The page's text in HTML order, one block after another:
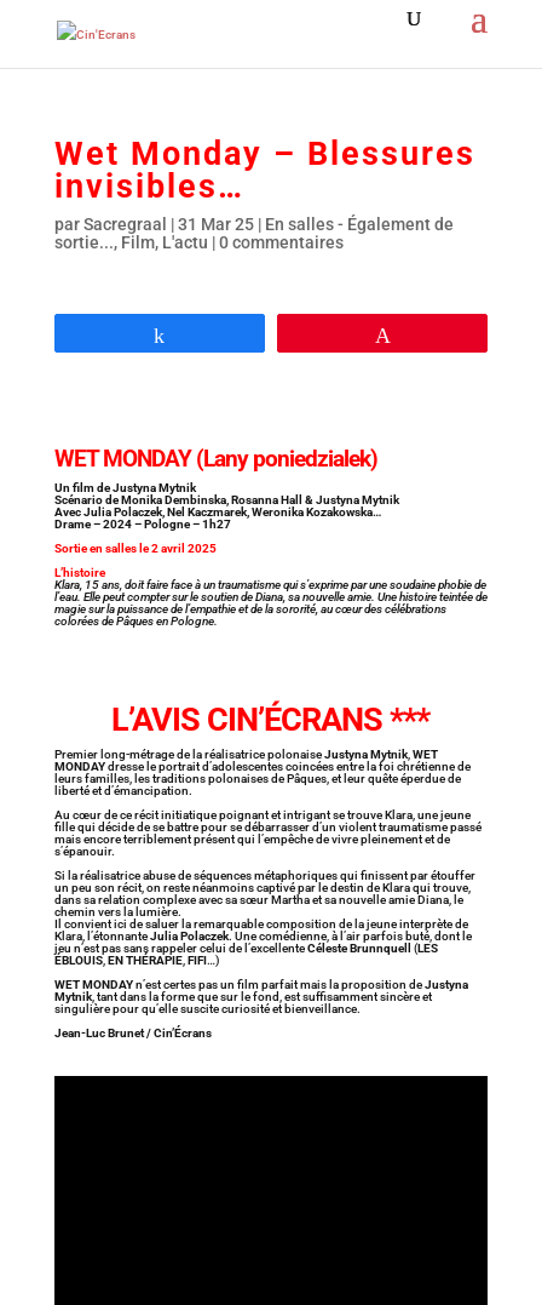
Wet Monday – Blessures
invisibles…
parSacregraal |31 Mar 25| En salles - Également de
sortie..., Film, L'actu |0 commentaires
WET MONDAY (Lany poniedzialek)
Un film de Justyna Mytnik
Scénario de Monika Dembinska, Rosanna Hall & Justyna Mytnik
Avec Julia Polaczek, Nel Kaczmarek, Weronika Kozakowska…
Drame – 2024 – Pologne – 1h27
Sortie en salles le 2 avril 2025
L’histoire
Klara, 15 ans, doit faire face à un traumatisme qui s’exprime par une soudaine phobie de
l’eau. Elle peut compter sur le soutien de Diana, sa nouvelle amie. Une histoire teintée de
magie sur la puissance de l’empathie et de la sororité, au cœur des célébrations
colorées de Pâques en Pologne.
L’AVIS CIN’ÉCRANS ***
Premier long-métrage de la réalisatrice polonaiseJustyna Mytnik, WET
MONDAYdresse le portrait d’adolescentes coincées entre la foi chrétienne de
leurs familles, les traditions polonaises de Pâques, et leur quête éperdue de
liberté et d’émancipation.
Au cœur de ce récit initiatique poignant et intrigant se trouve Klara, une jeune
fille qui décide de se battre pour se débarrasser d’un violent traumatisme passé
mais encore terriblement présent qui l’empêche de vivre pleinement et de
s’épanouir.
Si la réalisatrice abuse de séquences métaphoriques qui finissent par étouffer
un peu son récit, on reste néanmoins captivé par le destin de Klara qui trouve,
dans sa relation complexe avec sa sœur Martha et sa nouvelle amie Diana, le
chemin vers la lumière.
Il convient ici de saluer la remarquable composition de la jeune interprète de
Klara, l’étonnanteJulia Polaczek. Une comédienne, à l’air parfois buté, dont le
jeu n’est pas sans rappeler celui de l’excellenteCéleste Brunnquell (LES
ÉBLOUIS, EN THÉRAPIE, FIFI…)
WET MONDAYn’est certes pas un film parfait mais la proposition deJustyna
Mytnik, tant dans la forme que sur le fond, est suffisamment sincère et
singulière pour qu’elle suscite curiosité et bienveillance.
Jean-Luc Brunet / Cin’Écrans